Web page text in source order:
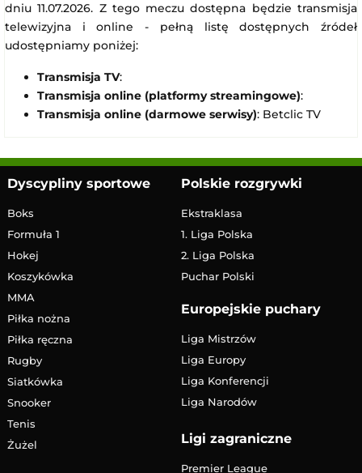
dniu 11.07.2026. Z tego meczu dostępna będzie transmisja
telewizyjna i online - pełną listę dostępnych źródeł
udostępniamy poniżej:
Transmisja TV:
Transmisja online (platformy streamingowe):
Transmisja online (darmowe serwisy): Betclic TV
Dyscypliny sportowe
Boks
Formuła 1
Hokej
Koszykówka
MMA
Piłka nożna
Piłka ręczna
Rugby
Siatkówka
Snooker
Tenis
Żużel
Polskie rozgrywki
Ekstraklasa
1. Liga Polska
2. Liga Polska
Puchar Polski
Europejskie puchary
Liga Mistrzów
Liga Europy
Liga Konferencji
Liga Narodów
Ligi zagraniczne
Premier League